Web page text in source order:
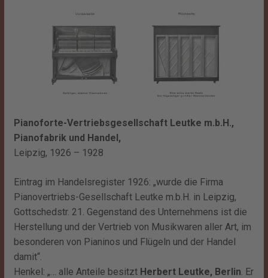
Pianoforte-Vertriebsgesellschaft Leutke m.b.H.,
Pianofabrik und Handel,
Leipzig, 1926 – 1928
Eintrag im Handelsregister 1926: „wurde die Firma
Pianovertriebs-Gesellschaft Leutke m.b.H. in Leipzig,
Gottschedstr. 21. Gegenstand des Unternehmens ist die
Herstellung und der Vertrieb von Musikwaren aller Art, im
besonderen von Pianinos und Flügeln und der Handel
damit“.
Henkel: „… alle Anteile besitzt Herbert Leutke, Berlin. Er